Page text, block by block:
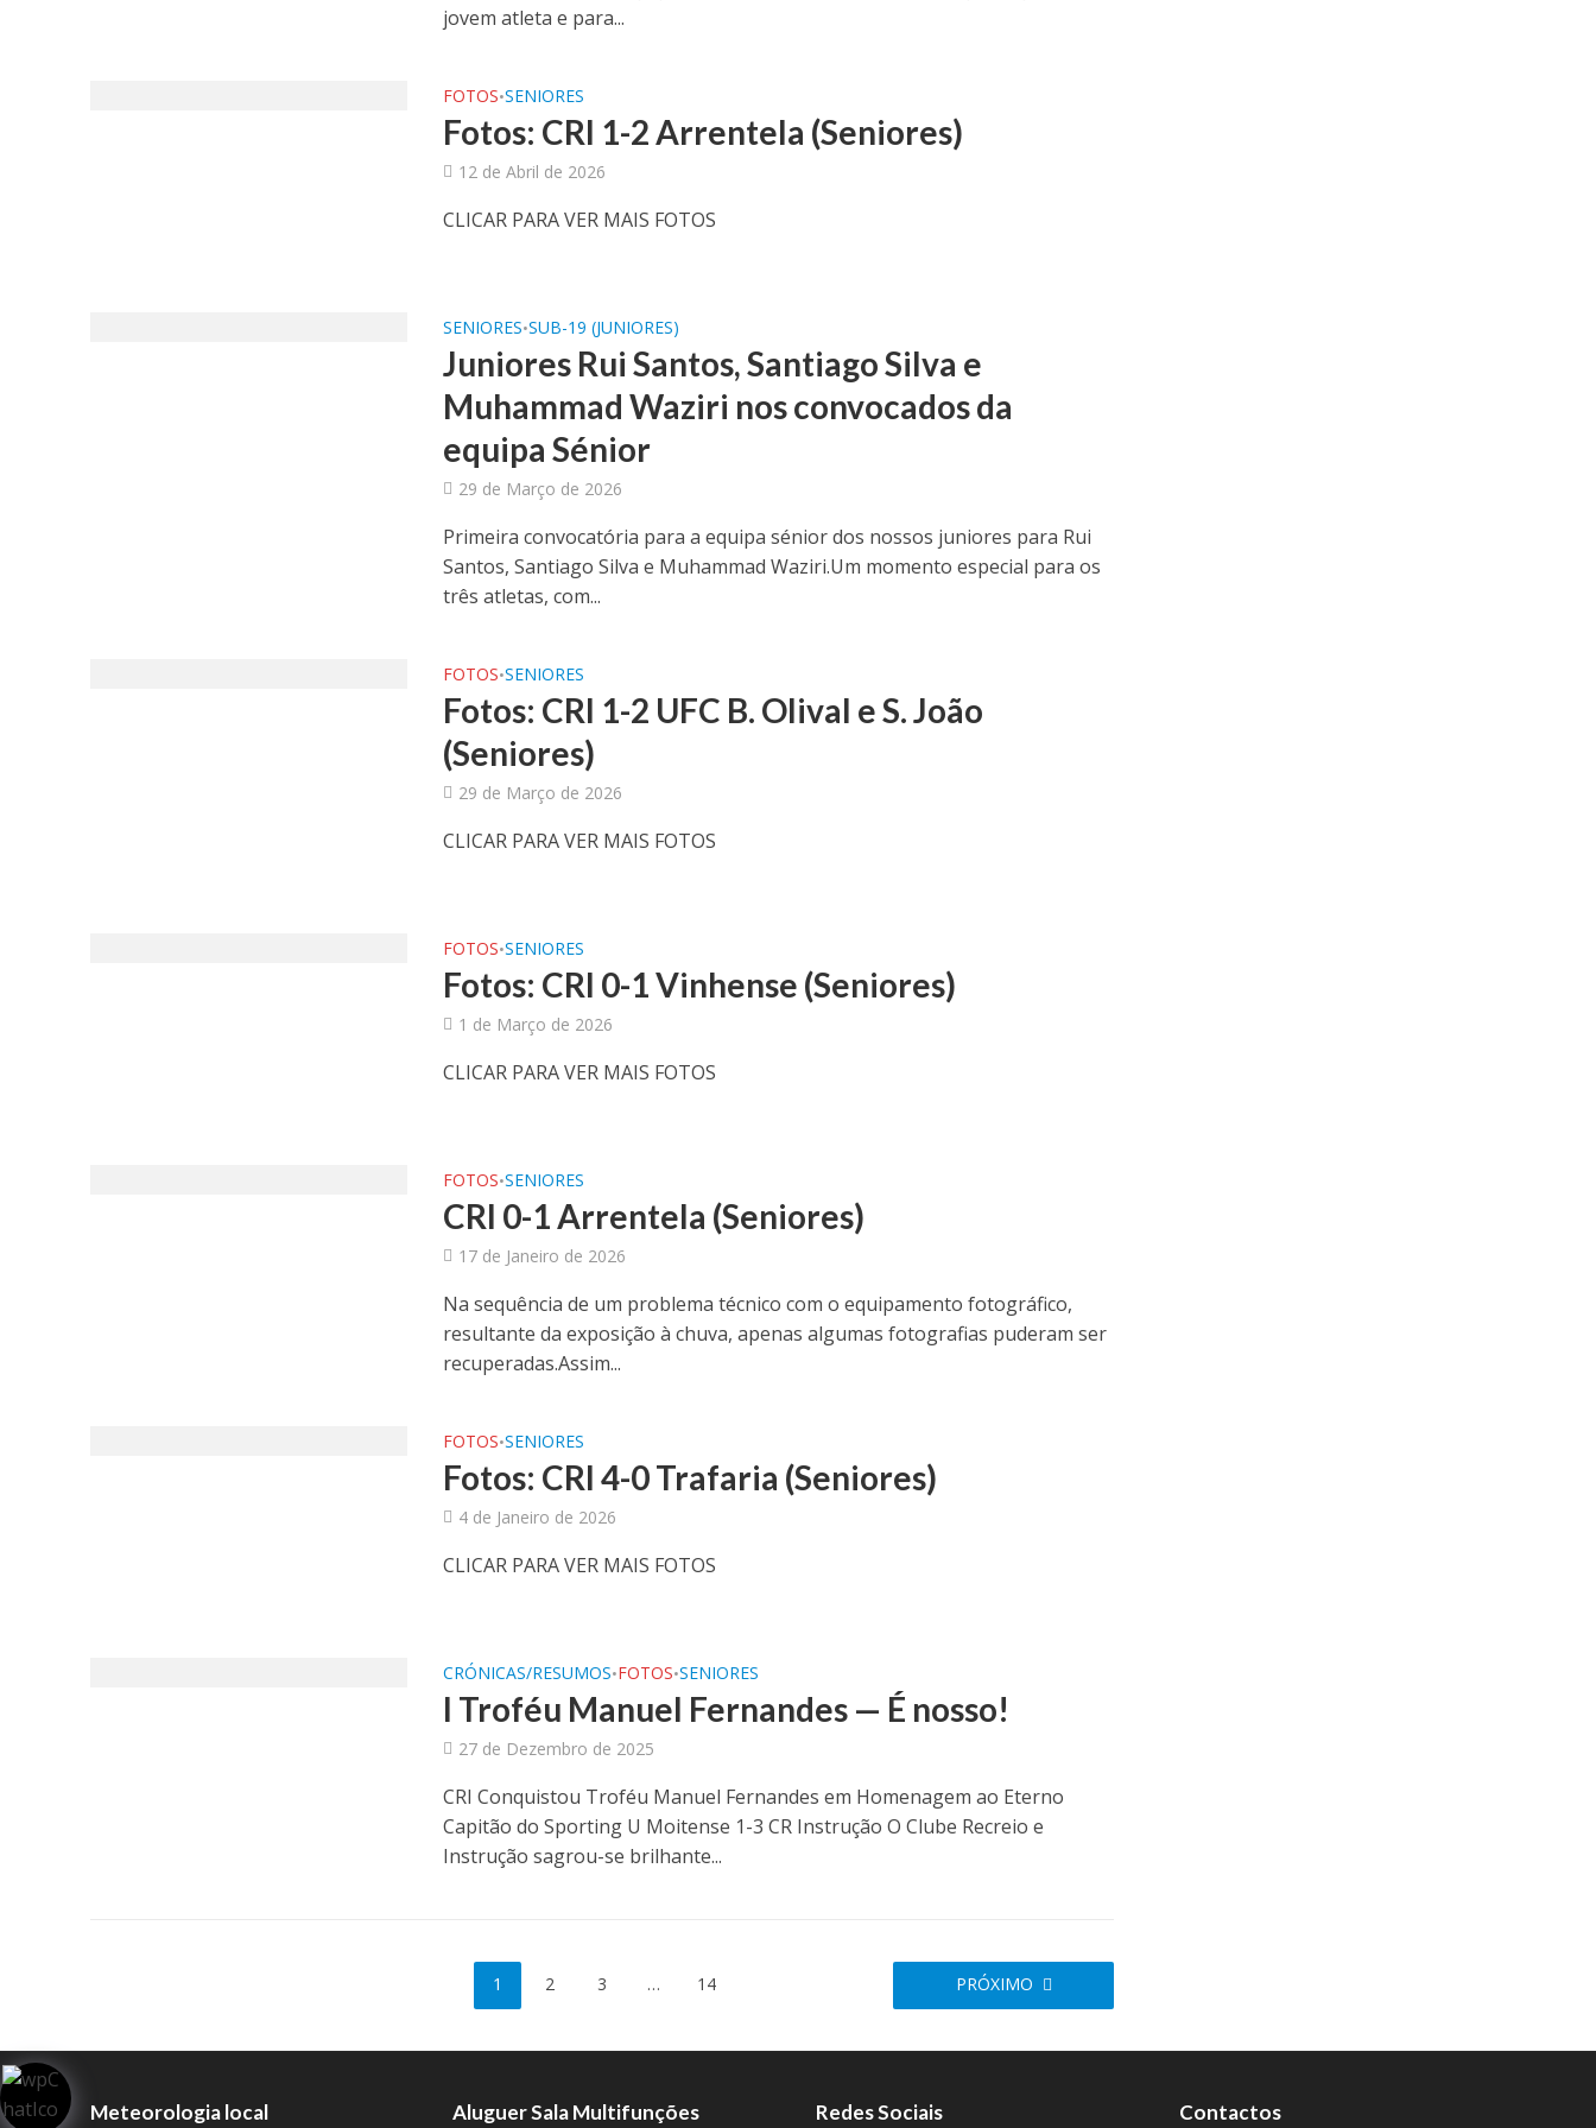
jovem atleta e para...
FOTOS•SENIORES
Fotos: CRI 1-2 Arrentela (Seniores)
12 de Abril de 2026
CLICAR PARA VER MAIS FOTOS
SENIORES•SUB-19 (JUNIORES)
Juniores Rui Santos, Santiago Silva e
Muhammad Waziri nos convocados da
equipa Sénior
29 de Março de 2026
Primeira convocatória para a equipa sénior dos nossos juniores para Rui
Santos, Santiago Silva e Muhammad Waziri.Um momento especial para os
três atletas, com...
FOTOS•SENIORES
Fotos: CRI 1-2 UFC B. Olival e S. João
(Seniores)
29 de Março de 2026
CLICAR PARA VER MAIS FOTOS
FOTOS•SENIORES
Fotos: CRI 0-1 Vinhense (Seniores)
1 de Março de 2026
CLICAR PARA VER MAIS FOTOS
FOTOS•SENIORES
CRI 0-1 Arrentela (Seniores)
17 de Janeiro de 2026
Na sequência de um problema técnico com o equipamento fotográfico,
resultante da exposição à chuva, apenas algumas fotografias puderam ser
recuperadas.Assim...
FOTOS•SENIORES
Fotos: CRI 4-0 Trafaria (Seniores)
4 de Janeiro de 2026
CLICAR PARA VER MAIS FOTOS
CRÓNICAS/RESUMOS•FOTOS•SENIORES
I Troféu Manuel Fernandes — É nosso!
27 de Dezembro de 2025
CRI Conquistou Troféu Manuel Fernandes em Homenagem ao Eterno
Capitão do Sporting U Moitense 1-3 CR Instrução O Clube Recreio e
Instrução sagrou-se brilhante...
1 2 3 … 14 PRÓXIMO
Meteorologia local Aluguer Sala Multifunções Redes Sociais Contactos